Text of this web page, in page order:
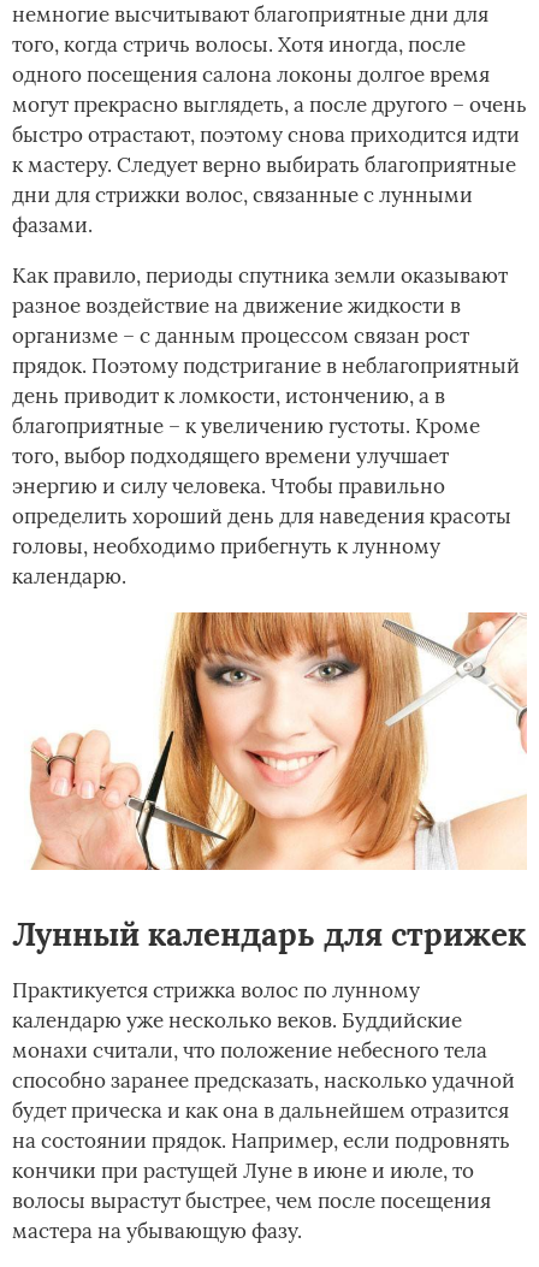
немногие высчитывают благоприятные дни для
того, когда стричь волосы. Хотя иногда, после
одного посещения салона локоны долгое время
могут прекрасно выглядеть, а после другого – очень
быстро отрастают, поэтому снова приходится идти
к мастеру. Следует верно выбирать благоприятные
дни для стрижки волос, связанные с лунными
фазами.
Как правило, периоды спутника земли оказывают
разное воздействие на движение жидкости в
организме – с данным процессом связан рост
прядок. Поэтому подстригание в неблагоприятный
день приводит к ломкости, истончению, а в
благоприятные – к увеличению густоты. Кроме
того, выбор подходящего времени улучшает
энергию и силу человека. Чтобы правильно
определить хороший день для наведения красоты
головы, необходимо прибегнуть к лунному
календарю.
Лунный календарь для стрижек
Практикуется стрижка волос по лунному
календарю уже несколько веков. Буддийские
монахи считали, что положение небесного тела
способно заранее предсказать, насколько удачной
будет прическа и как она в дальнейшем отразится
на состоянии прядок. Например, если подровнять
кончики при растущей Луне в июне и июле, то
волосы вырастут быстрее, чем после посещения
мастера на убывающую фазу.